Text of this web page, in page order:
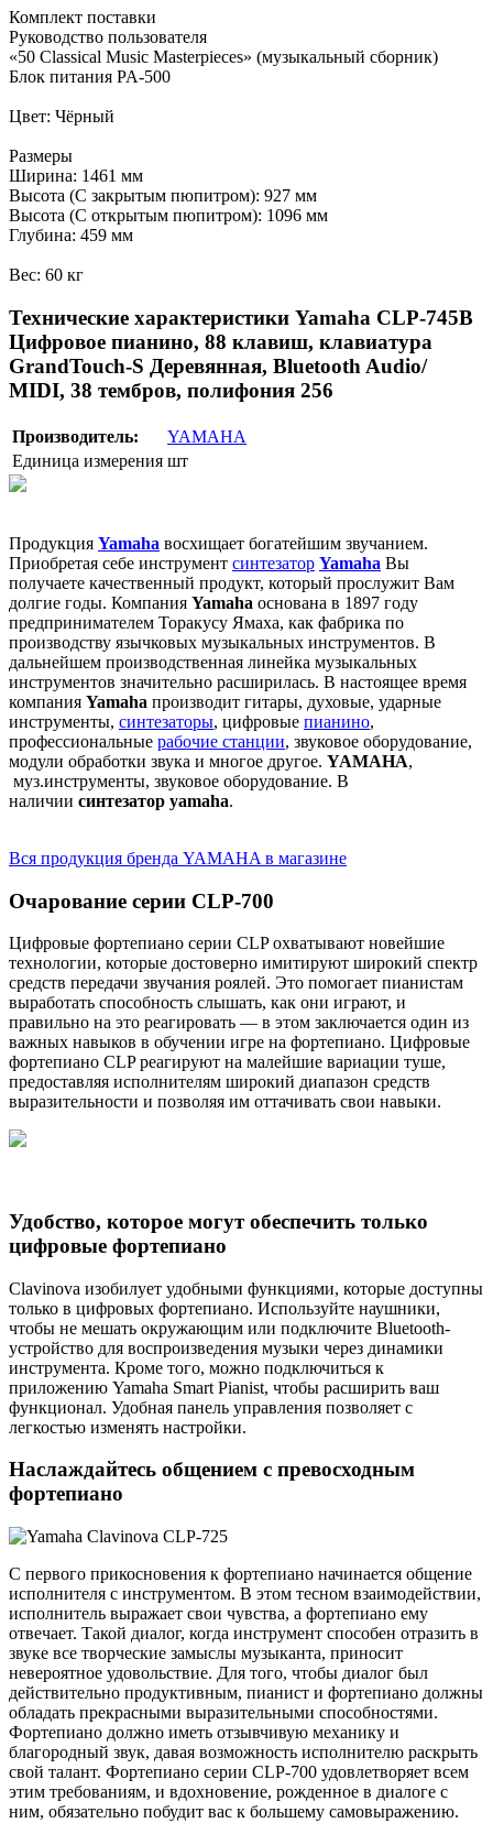
Комплект поставки
Руководство пользователя
«50 Classical Music Masterpieces» (музыкальный сборник)
Блок питания PA-500
Цвет: Чёрный
Размеры
Ширина: 1461 мм
Высота (С закрытым пюпитром): 927 мм
Высота (С открытым пюпитром): 1096 мм
Глубина: 459 мм
Вес: 60 кг
Технические характеристики Yamaha CLP-745B
Цифровое пианино, 88 клавиш, клавиатура
GrandTouch-S Деревянная, Bluetooth Audio/
MIDI, 38 тембров, полифония 256
Производитель:
YAMAHA
Единица измерения шт
Продукция Yamaha восхищает богатейшим звучанием.
Приобретая себе инструмент синтезатор Yamaha Вы
получаете качественный продукт, который прослужит Вам
долгие годы. Компания Yamaha основана в 1897 году
предпринимателем Торакусу Ямаха, как фабрика по
производству язычковых музыкальных инструментов. В
дальнейшем производственная линейка музыкальных
инструментов значительно расширилась. В настоящее время
компания Yamaha производит гитары, духовые, ударные
инструменты, синтезаторы, цифровые пианино,
профессиональные рабочие станции, звуковое оборудование,
модули обработки звука и многое другое. YAMAHA,
муз.инструменты, звуковое оборудование. В
наличии синтезатор yamaha.
Вся продукция бренда YAMAHA в магазине
Очарование серии CLP-700
Цифровые фортепиано серии CLP охватывают новейшие
технологии, которые достоверно имитируют широкий спектр
средств передачи звучания роялей. Это помогает пианистам
выработать способность слышать, как они играют, и
правильно на это реагировать — в этом заключается один из
важных навыков в обучении игре на фортепиано. Цифровые
фортепиано CLP реагируют на малейшие вариации туше,
предоставляя исполнителям широкий диапазон средств
выразительности и позволяя им оттачивать свои навыки.
Удобство, которое могут обеспечить только
цифровые фортепиано
Clavinova изобилует удобными функциями, которые доступны
только в цифровых фортепиано. Используйте наушники,
чтобы не мешать окружающим или подключите Bluetooth-
устройство для воспроизведения музыки через динамики
инструмента. Кроме того, можно подключиться к
приложению Yamaha Smart Pianist, чтобы расширить ваш
функционал. Удобная панель управления позволяет с
легкостью изменять настройки.
Наслаждайтесь общением с превосходным
фортепиано
С первого прикосновения к фортепиано начинается общение
исполнителя с инструментом. В этом тесном взаимодействии,
исполнитель выражает свои чувства, а фортепиано ему
отвечает. Такой диалог, когда инструмент способен отразить в
звуке все творческие замыслы музыканта, приносит
невероятное удовольствие. Для того, чтобы диалог был
действительно продуктивным, пианист и фортепиано должны
обладать прекрасными выразительными способностями.
Фортепиано должно иметь отзывчивую механику и
благородный звук, давая возможность исполнителю раскрыть
свой талант. Фортепиано серии CLP-700 удовлетворяет всем
этим требованиям, и вдохновение, рожденное в диалоге с
ним, обязательно побудит вас к большему самовыражению.